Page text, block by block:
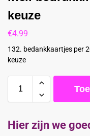
keuze
€4.99
132. bedankkaartjes per
keuze
Hier zijn we